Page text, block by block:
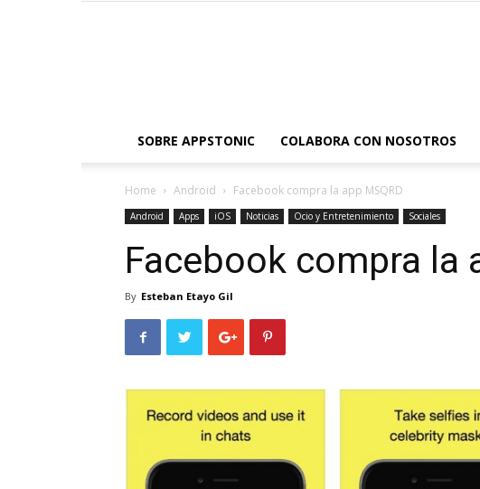
SOBRE APPSTONIC COLABORA CON NOSOTROS
Home Android Facebook compra la app MSQRD
Android Apps iOS Noticias Ocio y Entretenimiento Sociales
Facebook compra la
By Esteban Etayo Gil